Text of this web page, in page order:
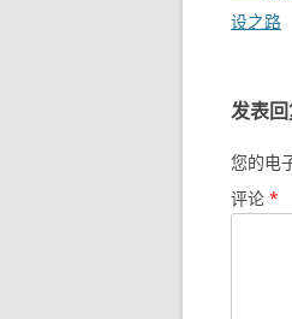
设之路
发表
您的电
评论 *